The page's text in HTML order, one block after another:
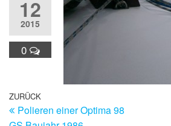
12
2015
0
Beitragsnavigation
Vorheriger
Beitrag
ZURÜCK
Polieren einer Optima 98